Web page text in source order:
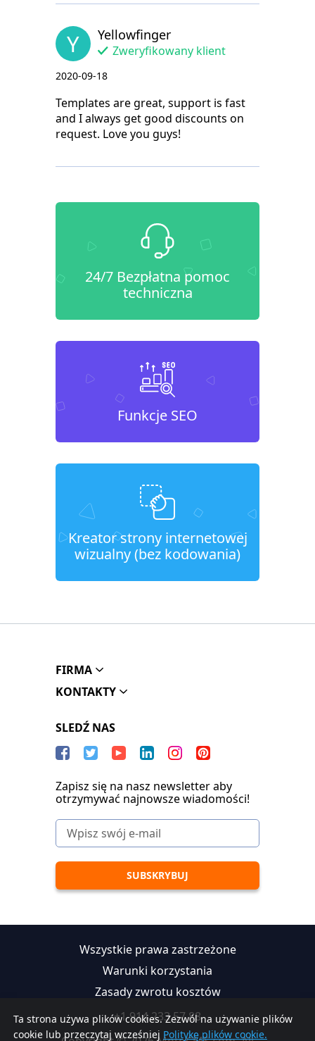
Y Yellowfinger
Zweryfikowany klient
2020-09-18
Templates are great, support is fast
and I always get good discounts on
request. Love you guys!
24/7 Bezpłatna pomoc
techniczna
Funkcje SEO
Kreator strony internetowej
wizualny (bez kodowania)
Ta strona używa plików cookies. Zezwól na używanie plików
cookie lub przeczytaj wcześniej Politykę plików cookie.
FIRMA
KONTAKTY
SLEDŹ NAS
Zapisz się na nasz newsletter aby
otrzymywać najnowsze wiadomości!
Wszystkie prawa zastrzeżone
Warunki korzystania
Zasady zwrotu kosztów
+1 914 233 57 88